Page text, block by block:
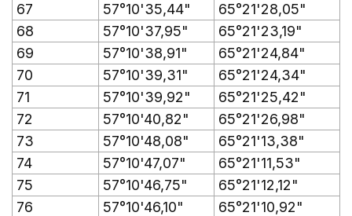
67
57°10'35,44"
65°21'28,05"
68
57°10'37,95"
65°21'23,19"
69
57°10'38,91"
65°21'24,84"
70
57°10'39,31"
65°21'24,34"
71
57°10'39,92"
65°21'25,42"
72
57°10'40,82"
65°21'26,98"
73
57°10'48,08"
65°21'13,38"
74
57°10'47,07"
65°21'11,53"
75
57°10'46,75"
65°21'12,12"
76
57°10'46,10"
65°21'10,92"